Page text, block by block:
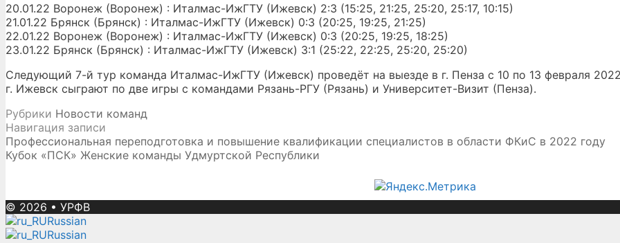
20.01.22 Воронеж (Воронеж) : Италмас-ИжГТУ (Ижевск) 2:3 (15:25, 21:25, 25:20, 25:17, 10:15)
21.01.22 Брянск (Брянск) : Италмас-ИжГТУ (Ижевск) 0:3 (20:25, 19:25, 21:25)
22.01.22 Воронеж (Воронеж) : Италмас-ИжГТУ (Ижевск) 0:3 (20:25, 19:25, 18:25)
23.01.22 Брянск (Брянск) : Италмас-ИжГТУ (Ижевск) 3:1 (25:22, 22:25, 25:20, 25:20)
Следующий 7-й тур команда Италмас-ИжГТУ (Ижевск) проведёт на выезде в г. Пенза с 10 по 13 февраля
г. Ижевск сыграют по две игры с командами Рязань-РГУ (Рязань) и Университет-Визит (Пенза).
Рубрики Новости команд
Навигация записи
Профессиональная переподготовка и повышение квалификации специалистов в области ФКиС в 2022 году
Кубок «ПСК» Женские команды Удмуртской Республики
© 2026 • УРФВ
Russian
Russian